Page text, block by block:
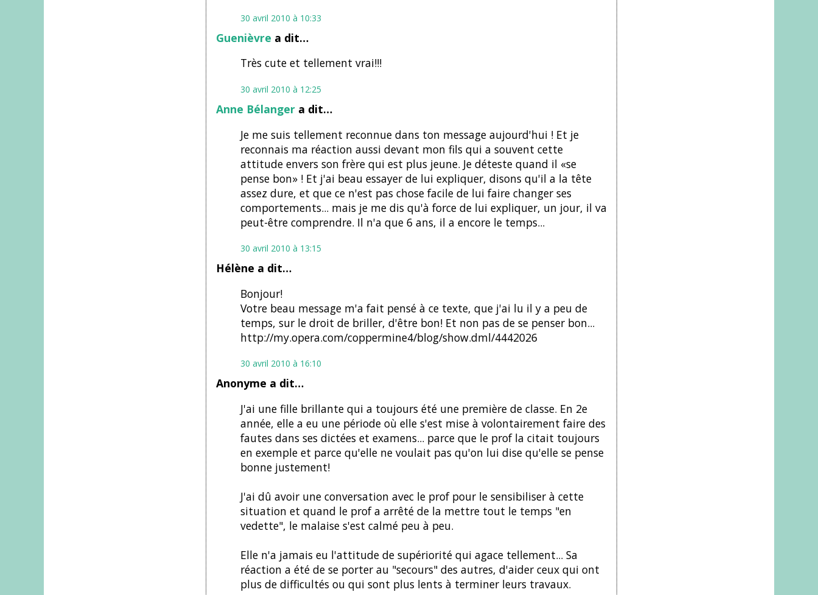
30 avril 2010 à 10:33
Guenièvre a dit…
Très cute et tellement vrai!!!
30 avril 2010 à 12:25
Anne Bélangera dit…
Je me suis tellement reconnue dans ton message aujourd'hui ! Et je
reconnais ma réaction aussi devant mon fils qui a souvent cette
attitude envers son frère qui est plus jeune. Je déteste quand il «se
pense bon» ! Et j'ai beau essayer de lui expliquer, disons qu'il a la tête
assez dure, et que ce n'est pas chose facile de lui faire changer ses
comportements... mais je me dis qu'à force de lui expliquer, un jour, il va
peut-être comprendre. Il n'a que 6 ans, il a encore le temps...
30 avril 2010 à 13:15
Hélène a dit…
Bonjour!
Votre beau message m'a fait pensé à ce texte, que j'ai lu il y a peu de
temps, sur le droit de briller, d'être bon! Et non pas de se penser bon...
http://my.opera.com/coppermine4/blog/show.dml/4442026
30 avril 2010 à 16:10
Anonyme a dit…
J'ai une fille brillante qui a toujours été une première de classe. En 2e
année, elle a eu une période où elle s'est mise à volontairement faire des
fautes dans ses dictées et examens... parce que le prof la citait toujours
en exemple et parce qu'elle ne voulait pas qu'on lui dise qu'elle se pense
bonne justement!
J'ai dû avoir une conversation avec le prof pour le sensibiliser à cette
situation et quand le prof a arrêté de la mettre tout le temps "en
vedette", le malaise s'est calmé peu à peu.
Elle n'a jamais eu l'attitude de supériorité qui agace tellement... Sa
réaction a été de se porter au "secours" des autres, d'aider ceux qui ont
plus de difficultés ou qui sont plus lents à terminer leurs travaux.